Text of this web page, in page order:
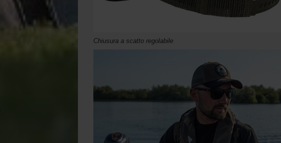
Chiusura a scatto regolabile